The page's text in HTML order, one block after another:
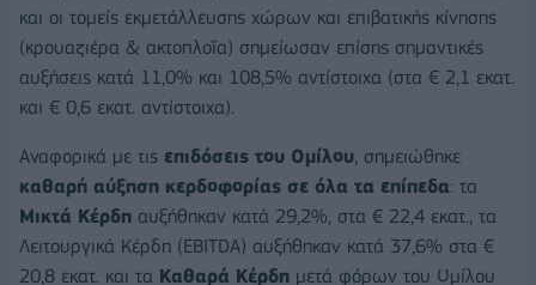
και οι τομείς εκμετάλλευσης χώρων και επιβατικής κίνησης
(κρουαζιέρα & ακτοπλοΐα) σημείωσαν επίσης σημαντικές
αυξήσεις κατά 11,0% και 108,5% αντίστοιχα (στα € 2,1 εκατ.
και € 0,6 εκατ. αντίστοιχα).
Αναφορικά με τις επιδόσεις του Ομίλου, σημειώθηκε
καθαρή αύξηση κερδοφορίας σε όλα τα επίπεδα: τα
Μικτά Κέρδη αυξήθηκαν κατά 29,2%, στα € 22,4 εκατ., τα
Λειτουργικά Κέρδη (EBITDA) αυξήθηκαν κατά 37,6% στα €
20,8 εκατ. και τα Καθαρά Κέρδη μετά φόρων του Ομίλου